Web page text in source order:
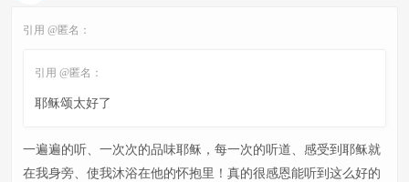
引用 @匿名：
引用 @匿名：
耶稣颂太好了
一遍遍的听、一次次的品味耶稣，每一次的听道、感受到耶稣就
在我身旁、使我沐浴在他的怀抱里！真的很感恩能听到这么好的